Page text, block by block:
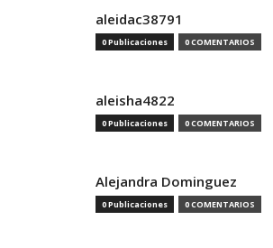
aleidac38791
0 Publicaciones 0 COMENTARIOS
aleisha4822
0 Publicaciones 0 COMENTARIOS
Alejandra Dominguez
0 Publicaciones 0 COMENTARIOS